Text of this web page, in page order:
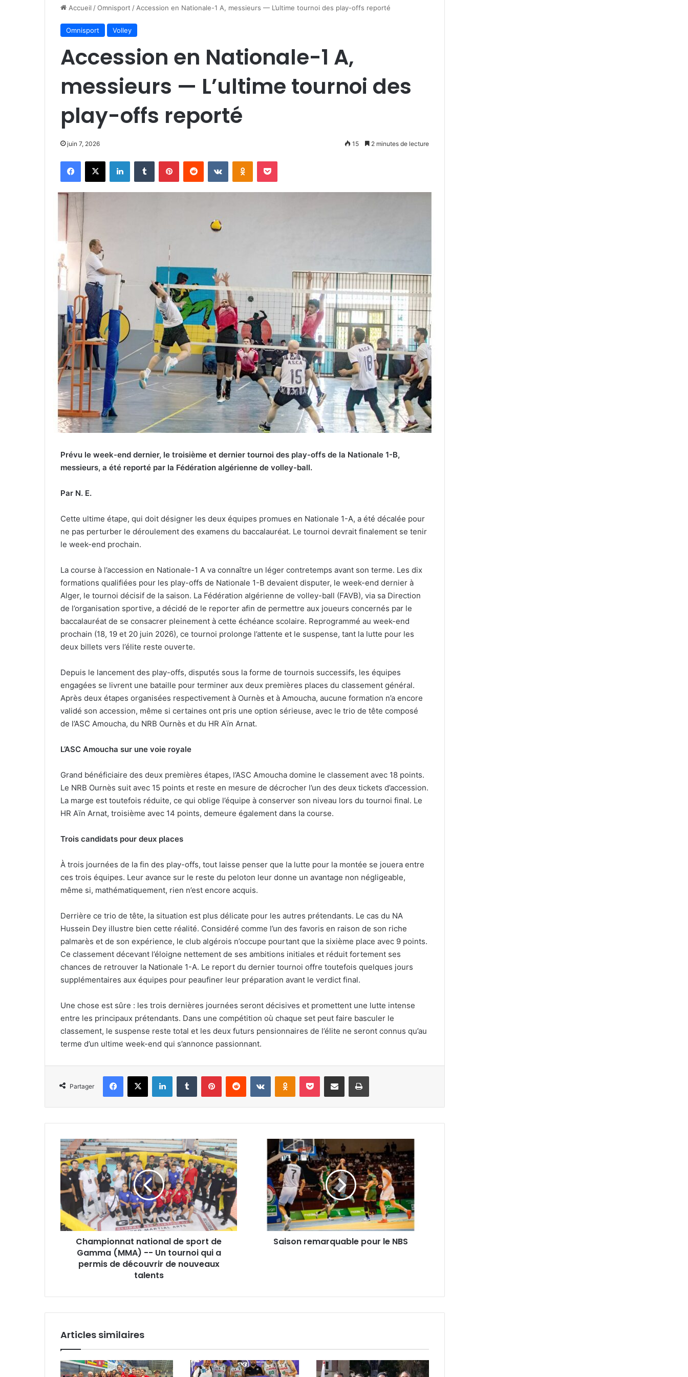
Accueil /Omnisport / Accession en Nationale-1 A, messieurs — L’ultime tournoi des play-offs reporté
Omnisport Volley
Accession en Nationale-1 A,
messieurs — L’ultime tournoi des
play-offs reporté
juin 7, 2026 15 2 minutes de lecture
Facebook
X LinkedinTumblr PinterestReddit VKontakteOdnoklassniki
Pocket
Prévu le week-end dernier, le troisième et dernier tournoi des play-offs de la Nationale 1-B,
messieurs, a été reporté par la Fédération algérienne de volley-ball.
Par N. E.
Cette ultime étape, qui doit désigner les deux équipes promues en Nationale 1-A, a été décalée pour
ne pas perturber le déroulement des examens du baccalauréat. Le tournoi devrait finalement se tenir
le week-end prochain.
La course à l’accession en Nationale-1 A va connaître un léger contretemps avant son terme. Les dix
formations qualifiées pour les play-offs de Nationale 1-B devaient disputer, le week-end dernier à
Alger, le tournoi décisif de la saison. La Fédération algérienne de volley-ball (FAVB), via sa Direction
de l’organisation sportive, a décidé de le reporter afin de permettre aux joueurs concernés par le
baccalauréat de se consacrer pleinement à cette échéance scolaire. Reprogrammé au week-end
prochain (18, 19 et 20 juin 2026), ce tournoi prolonge l’attente et le suspense, tant la lutte pour les
deux billets vers l’élite reste ouverte.
Depuis le lancement des play-offs, disputés sous la forme de tournois successifs, les équipes
engagées se livrent une bataille pour terminer aux deux premières places du classement général.
Après deux étapes organisées respectivement à Ournès et à Amoucha, aucune formation n’a encore
validé son accession, même si certaines ont pris une option sérieuse, avec le trio de tête composé
de l’ASC Amoucha, du NRB Ournès et du HR Aïn Arnat.
L’ASC Amoucha sur une voie royale
Grand bénéficiaire des deux premières étapes, l’ASC Amoucha domine le classement avec 18 points.
Le NRB Ournès suit avec 15 points et reste en mesure de décrocher l’un des deux tickets d’accession.
La marge est toutefois réduite, ce qui oblige l’équipe à conserver son niveau lors du tournoi final. Le
HR Aïn Arnat, troisième avec 14 points, demeure également dans la course.
Trois candidats pour deux places
À trois journées de la fin des play-offs, tout laisse penser que la lutte pour la montée se jouera entre
ces trois équipes. Leur avance sur le reste du peloton leur donne un avantage non négligeable,
même si, mathématiquement, rien n’est encore acquis.
Derrière ce trio de tête, la situation est plus délicate pour les autres prétendants. Le cas du NA
Hussein Dey illustre bien cette réalité. Considéré comme l’un des favoris en raison de son riche
palmarès et de son expérience, le club algérois n’occupe pourtant que la sixième place avec 9 points.
Ce classement décevant l’éloigne nettement de ses ambitions initiales et réduit fortement ses
chances de retrouver la Nationale 1-A. Le report du dernier tournoi offre toutefois quelques jours
supplémentaires aux équipes pour peaufiner leur préparation avant le verdict final.
Une chose est sûre : les trois dernières journées seront décisives et promettent une lutte intense
entre les principaux prétendants. Dans une compétition où chaque set peut faire basculer le
classement, le suspense reste total et les deux futurs pensionnaires de l’élite ne seront connus qu’au
terme d’un ultime week-end qui s’annonce passionnant.
Partager
Facebook
X LinkedinTumblr PinterestReddit VKontakteOdnoklassniki
Pocket Partager par email Imprimer
Championnat
national
de
sport
Gamma
(MMA)
-
-
tournoi
de
talents
Championnat national de sport de
Gamma (MMA) -- Un tournoi qui a
permis de découvrir de nouveaux
talents
remarquable
Saison remarquable pour le NBS
Articles similaires